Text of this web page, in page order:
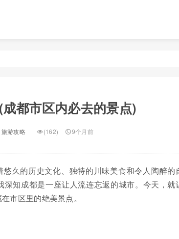
都市区内必去的景点)
旅游攻略 (162) 9个月前
久的历史文化、独特的川味美食和令人陶醉的
深知成都是一座让人流连忘返的城市。今天，就
市区里的绝美景点。